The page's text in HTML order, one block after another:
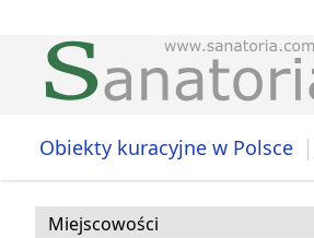
Obiekty kuracyjne w Polsce |
Miejscowości